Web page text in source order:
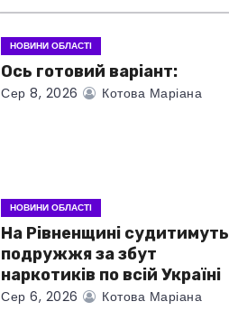
НОВИНИ ОБЛАСТІ
Ось готовий варіант:
Сер 8, 2026 Котова Маріана
НОВИНИ ОБЛАСТІ
На Рівненщині судитимуть
подружжя за збут
наркотиків по всій Україні
Сер 6, 2026 Котова Маріана